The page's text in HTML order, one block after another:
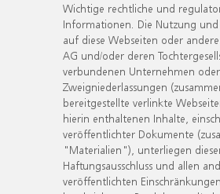
Wichtige rechtliche und
Informationen. Die Nutzung
auf diese Webseiten oder
AG und/oder deren
verbundenen Unternehmen oder
Zweigniederlassungen
bereitgestellte verlinkte
hierin enthaltenen Inhalte,
veröffentlichter Dokumente
"Materialien"), unterliegen
Haftungsausschluss und allen
veröffentlichten